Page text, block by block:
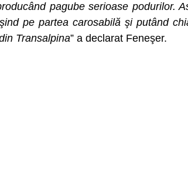
pagube serioase podurilor.
pe partea carosabilă şi putând
Transalpina” a declarat Feneşer.